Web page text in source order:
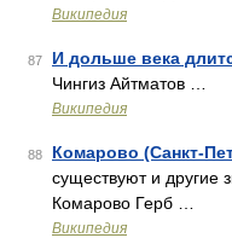
Википедия
87 И дольше века
Чингиз Айтматов …
Википедия
88 Комарово (Санкт-
существуют и другие
Комарово Герб …
Википедия